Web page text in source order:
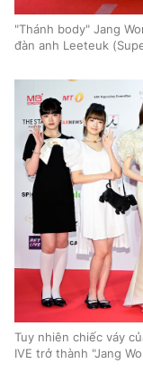
"Thánh body" Jang
đàn anh Leeteuk
Tuy nhiên chiếc váy
IVE trở thành "Jang